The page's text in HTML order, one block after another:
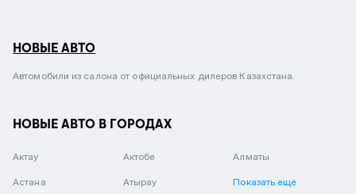
НОВЫЕ АВТО
Автомобили из салона от официальных дилеров Казахстана.
НОВЫЕ АВТО В ГОРОДАХ
Актау Актобе Алматы
Астана Атырау Показать еще